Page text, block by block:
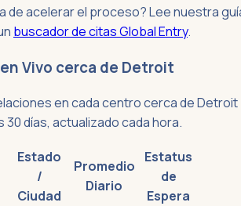
de acelerar el proceso? Lee nuestra
buscador de citas Global Entry.
Vivo cerca de Detroit
en cada centro cerca de Detroit
30 días, actualizado cada hora.
Estado
/
Ciudad
Promedio
Diario
Estatus
de
Espera